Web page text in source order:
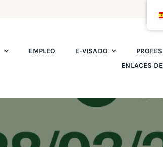
EMPLEO E-VISADO
ENLACES